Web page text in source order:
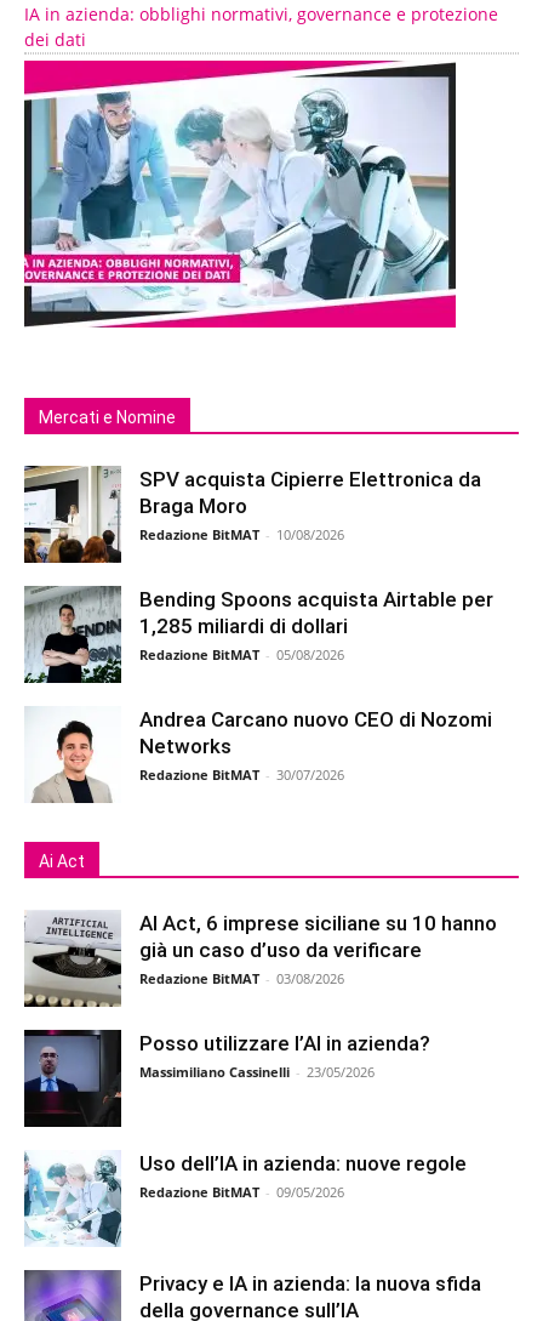
IA in azienda: obblighi normativi, governance e protezione
dei dati
Mercati e Nomine
SPV acquista Cipierre Elettronica da
Braga Moro
Redazione BitMAT - 10/08/2026
Bending Spoons acquista Airtable per
1,285 miliardi di dollari
Redazione BitMAT - 05/08/2026
Andrea Carcano nuovo CEO di Nozomi
Networks
Redazione BitMAT - 30/07/2026
Ai Act
AI Act, 6 imprese siciliane su 10 hanno
già un caso d’uso da verificare
Redazione BitMAT - 03/08/2026
Posso utilizzare l’AI in azienda?
Massimiliano Cassinelli - 23/05/2026
Uso dell’IA in azienda: nuove regole
Redazione BitMAT - 09/05/2026
Privacy e IA in azienda: la nuova sfida
della governance sull’IA